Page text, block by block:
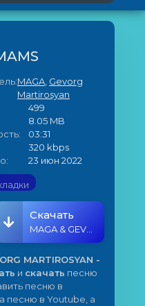
MAGA Gevorg
Martirosyan
499
8.05 MB
03:31
320 kbps
23 июн 2022
Скачать
MAGA & GEVORG MARTIROSYAN - MAMS
MARTIROSYAN -
и скачать песню
песню в
песню в Youtube, а